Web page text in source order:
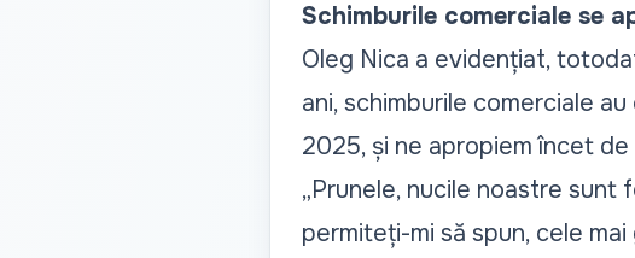
Schimburile comerciale se
Oleg Nica a evidențiat,
ani, schimburile comerciale
2025, și ne apropiem încet de
„Prunele, nucile noastre
permiteți-mi să spun, cele